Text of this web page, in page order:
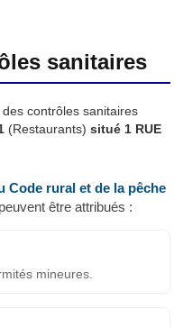
sanitaires
contrôles sanitaires
(Restaurants) situé 1 RUE
Code rural et de la pêche
être attribués :
mineures.